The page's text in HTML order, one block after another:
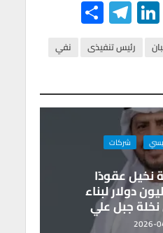
W
Li
n
ke
n
Te
le
gr
m
h
ar رئيس تنفيذى نفي
شركات
عقودًا
953 مليون دولار لبناء
2026-